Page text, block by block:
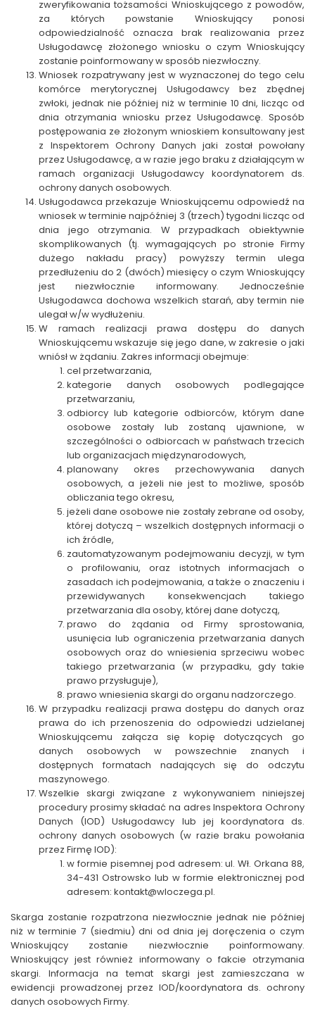
zweryfikowania tożsamości Wnioskującego z powodów,
za których powstanie Wnioskujący ponosi
odpowiedzialność oznacza brak realizowania przez
Usługodawcę złożonego wniosku o czym Wnioskujący
zostanie poinformowany w sposób niezwłoczny.
Wniosek rozpatrywany jest w wyznaczonej do tego celu
komórce merytorycznej Usługodawcy bez zbędnej
zwłoki, jednak nie później niż w terminie 10 dni, licząc od
dnia otrzymania wniosku przez Usługodawcę. Sposób
postępowania ze złożonym wnioskiem konsultowany jest
z Inspektorem Ochrony Danych jaki został powołany
przez Usługodawcę, a w razie jego braku z działającym w
ramach organizacji Usługodawcy koordynatorem ds.
ochrony danych osobowych.
Usługodawca przekazuje Wnioskującemu odpowiedź na
wniosek w terminie najpóźniej 3 (trzech) tygodni licząc od
dnia jego otrzymania. W przypadkach obiektywnie
skomplikowanych (tj. wymagających po stronie Firmy
dużego nakładu pracy) powyższy termin ulega
przedłużeniu do 2 (dwóch) miesięcy o czym Wnioskujący
jest niezwłocznie informowany. Jednocześnie
Usługodawca dochowa wszelkich starań, aby termin nie
ulegał w/w wydłużeniu.
W ramach realizacji prawa dostępu do danych
Wnioskującemu wskazuje się jego dane, w zakresie o jaki
wniósł w żądaniu. Zakres informacji obejmuje:
cel przetwarzania,
kategorie danych osobowych podlegające
przetwarzaniu,
odbiorcy lub kategorie odbiorców, którym dane
osobowe zostały lub zostaną ujawnione, w
szczególności o odbiorcach w państwach trzecich
lub organizacjach międzynarodowych,
planowany okres przechowywania danych
osobowych, a jeżeli nie jest to możliwe, sposób
obliczania tego okresu,
jeżeli dane osobowe nie zostały zebrane od osoby,
której dotyczą – wszelkich dostępnych informacji o
ich źródle,
zautomatyzowanym podejmowaniu decyzji, w tym
o profilowaniu, oraz istotnych informacjach o
zasadach ich podejmowania, a także o znaczeniu i
przewidywanych konsekwencjach takiego
przetwarzania dla osoby, której dane dotyczą,
prawo do żądania od Firmy sprostowania,
usunięcia lub ograniczenia przetwarzania danych
osobowych oraz do wniesienia sprzeciwu wobec
takiego przetwarzania (w przypadku, gdy takie
prawo przysługuje),
prawo wniesienia skargi do organu nadzorczego.
W przypadku realizacji prawa dostępu do danych oraz
prawa do ich przenoszenia do odpowiedzi udzielanej
Wnioskującemu załącza się kopię dotyczących go
danych osobowych w powszechnie znanych i
dostępnych formatach nadających się do odczytu
maszynowego.
Wszelkie skargi związane z wykonywaniem niniejszej
procedury prosimy składać na adres Inspektora Ochrony
Danych (IOD) Usługodawcy lub jej koordynatora ds.
ochrony danych osobowych (w razie braku powołania
przez Firmę IOD):
w formie pisemnej pod adresem: ul. Wł. Orkana 88,
34-431 Ostrowsko lub w formie elektronicznej pod
adresem: kontakt@wloczega.pl.
Skarga zostanie rozpatrzona niezwłocznie jednak nie później
niż w terminie 7 (siedmiu) dni od dnia jej doręczenia o czym
Wnioskujący zostanie niezwłocznie poinformowany.
Wnioskujący jest również informowany o fakcie otrzymania
skargi. Informacja na temat skargi jest zamieszczana w
ewidencji prowadzonej przez IOD/koordynatora ds. ochrony
danych osobowych Firmy.